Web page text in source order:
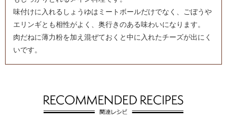
味付けに入れるしょうゆはミートボールだけでなく、ごぼうや
エリンギとも相性がよく、奥行きのある味わいになります。
肉だねに薄力粉を加え混ぜておくと中に入れたチーズが出にく
いです。